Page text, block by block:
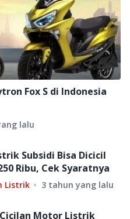
Fox S di Indonesia
lalu
Subsidi Bisa Dicicil
Ribu, Cek Syaratnya
Listrik 3 tahun yang lalu
Motor Listrik